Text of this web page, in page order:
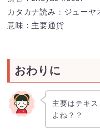
カタカナ読み：ジューヤ
意味：主要通貨
おわりに
主要はテキ
よね？？